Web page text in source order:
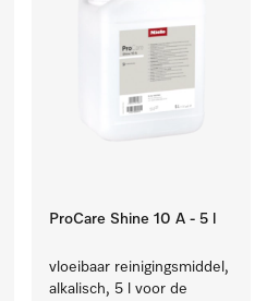
ProCare Shine 10 A - 5 l
vloeibaar reinigingsmiddel,
alkalisch, 5 l voor de